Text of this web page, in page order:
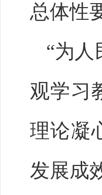
总体性
“为
观学习
理论凝
发展成